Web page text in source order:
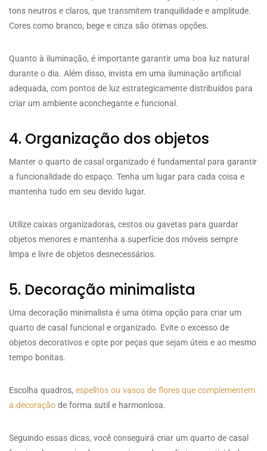
tons neutros e claros, que transmitem tranquilidade e amplitude.
Cores como branco, bege e cinza são ótimas opções.
Quanto à iluminação, é importante garantir uma boa luz natural
durante o dia. Além disso, invista em uma iluminação artificial
adequada, com pontos de luz estrategicamente distribuídos para
criar um ambiente aconchegante e funcional.
4. Organização dos objetos
Manter o quarto de casal organizado é fundamental para garantir
a funcionalidade do espaço. Tenha um lugar para cada coisa e
mantenha tudo em seu devido lugar.
Utilize caixas organizadoras, cestos ou gavetas para guardar
objetos menores e mantenha a superfície dos móveis sempre
limpa e livre de objetos desnecessários.
5. Decoração minimalista
Uma decoração minimalista é uma ótima opção para criar um
quarto de casal funcional e organizado. Evite o excesso de
objetos decorativos e opte por peças que sejam úteis e ao mesmo
tempo bonitas.
Escolha quadros, espelhos ou vasos de flores que complementem
a decoração de forma sutil e harmoniosa.
Seguindo essas dicas, você conseguirá criar um quarto de casal